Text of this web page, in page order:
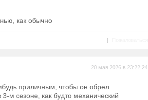
как обычно
|
20 мая 2026 в 23:22:24
приличным, чтобы он обрел
м сезоне, как будто механический